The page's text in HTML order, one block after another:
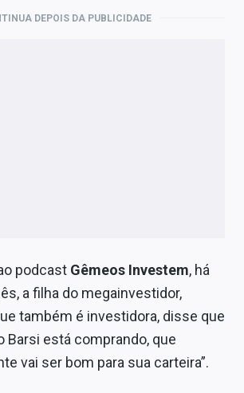
DEPOIS DA PUBLICIDADE
podcast Gêmeos Investem, há
a filha do megainvestidor,
também é investidora, disse que
Barsi está comprando, que
vai ser bom para sua carteira”.